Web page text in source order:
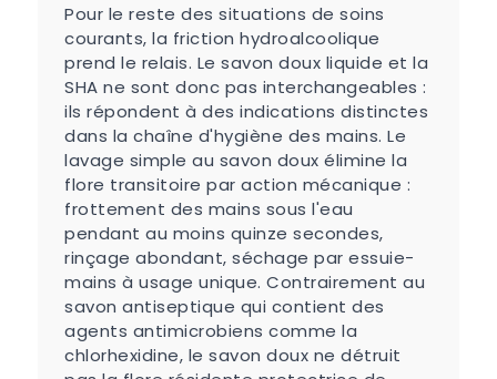
Pour le reste des situations de soins
courants, la friction hydroalcoolique
prend le relais. Le savon doux liquide et la
SHA ne sont donc pas interchangeables :
ils répondent à des indications distinctes
dans la chaîne d'hygiène des mains. Le
lavage simple au savon doux élimine la
flore transitoire par action mécanique :
frottement des mains sous l'eau
pendant au moins quinze secondes,
rinçage abondant, séchage par essuie-
mains à usage unique. Contrairement au
savon antiseptique qui contient des
agents antimicrobiens comme la
chlorhexidine, le savon doux ne détruit